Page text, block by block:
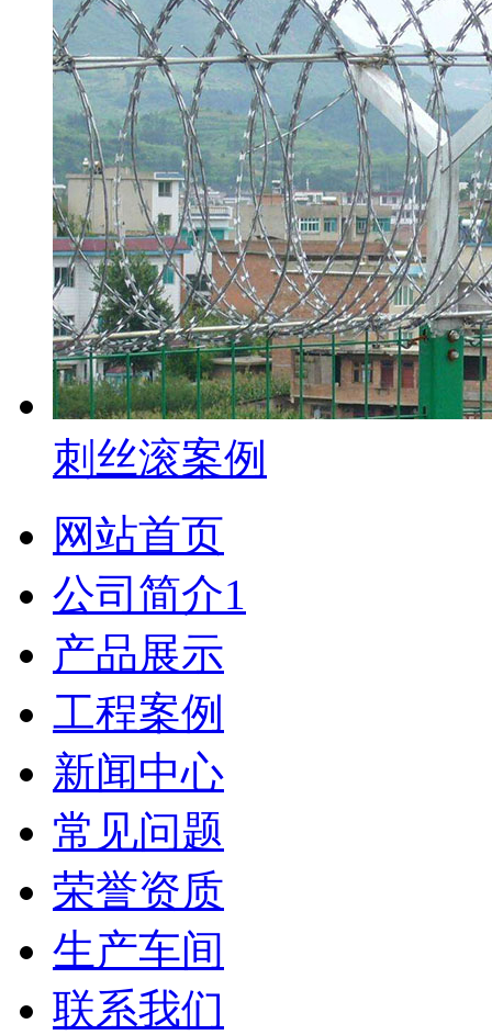
刺丝滚案例
网站首页
公司简介1
产品展示
工程案例
新闻中心
常见问题
荣誉资质
生产车间
联系我们